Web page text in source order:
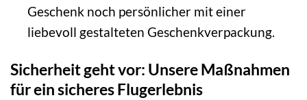
Geschenk noch persönlicher mit einer
liebevoll gestalteten Geschenkverpackung.
Sicherheit geht vor: Unsere Maßnahmen
für ein sicheres Flugerlebnis